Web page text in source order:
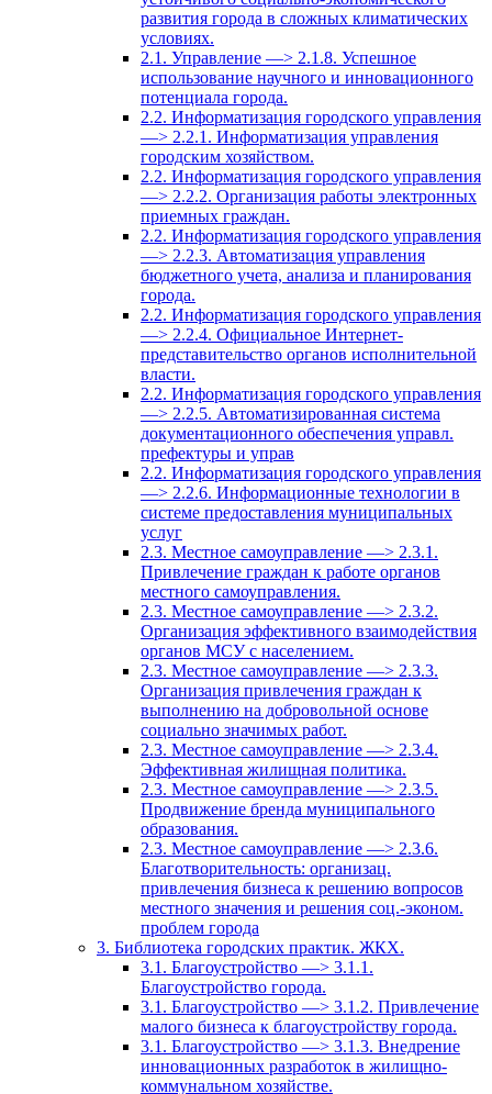
развития города в сложных климатических
условиях.
2.1. Управление —> 2.1.8. Успешное
использование научного и инновационного
потенциала города.
2.2. Информатизация городского управления
—> 2.2.1. Информатизация управления
городским хозяйством.
2.2. Информатизация городского управления
—> 2.2.2. Организация работы электронных
приемных граждан.
2.2. Информатизация городского управления
—> 2.2.3. Автоматизация управления
бюджетного учета, анализа и планирования
города.
2.2. Информатизация городского управления
—> 2.2.4. Официальное Интернет-
представительство органов исполнительной
власти.
2.2. Информатизация городского управления
—> 2.2.5. Автоматизированная система
документационного обеспечения управл.
префектуры и управ
2.2. Информатизация городского управления
—> 2.2.6. Информационные технологии в
системе предоставления муниципальных
услуг
2.3. Местное самоуправление —> 2.3.1.
Привлечение граждан к работе органов
местного самоуправления.
2.3. Местное самоуправление —> 2.3.2.
Организация эффективного взаимодействия
органов МСУ с населением.
2.3. Местное самоуправление —> 2.3.3.
Организация привлечения граждан к
выполнению на добровольной основе
социально значимых работ.
2.3. Местное самоуправление —> 2.3.4.
Эффективная жилищная политика.
2.3. Местное самоуправление —> 2.3.5.
Продвижение бренда муниципального
образования.
2.3. Местное самоуправление —> 2.3.6.
Благотворительность: организац.
привлечения бизнеса к решению вопросов
местного значения и решения соц.-эконом.
проблем города
3. Библиотека городских практик. ЖКХ.
3.1. Благоустройство —> 3.1.1.
Благоустройство города.
3.1. Благоустройство —> 3.1.2. Привлечение
малого бизнеса к благоустройству города.
3.1. Благоустройство —> 3.1.3. Внедрение
инновационных разработок в жилищно-
коммунальном хозяйстве.